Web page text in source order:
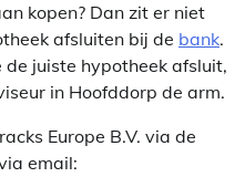
kopen? Dan zit er niet
afsluiten bij de bank.
juiste hypotheek afsluit,
in Hoofddorp de arm.
Europe B.V. via de
email: